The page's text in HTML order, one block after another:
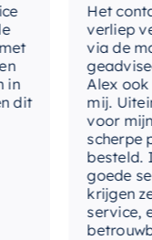
Het contact
verliep
via de mail,
Alex ook
mij.
voor mijn
scherpe
besteld. Ik
goede
krijgen ze
service,